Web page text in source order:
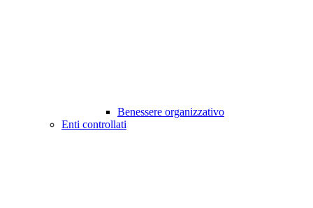
Benessere organizzativo
Enti controllati